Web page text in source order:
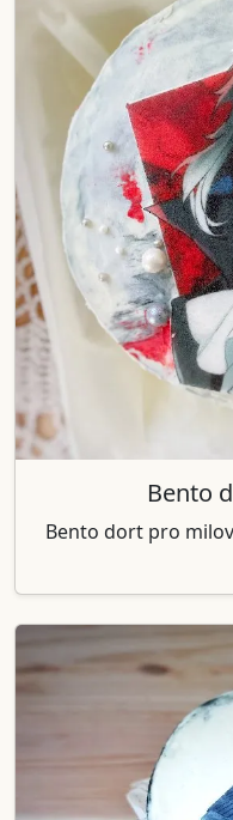
Bento
Bento dort pro